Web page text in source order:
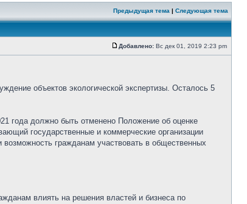
Предыдущая тема | Следующая тема
Добавлено: Вс дек 01, 2019 2:23 pm
объектов экологической экспертизы. Осталось 5
года должно быть отменено Положение об оценке
государственные и коммерческие организации
гражданам участвовать в общественных
влиять на решения властей и бизнеса по